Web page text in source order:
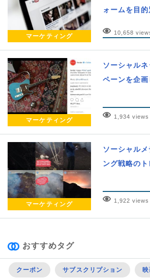
マーケティング
ォームを目
10,658
マーケティング
ソーシャル
ペーンを企画
1,934 views
マーケティング
ソーシャル
ング戦略の
1,922 views
おすすめタグ
クーポン サブスクリプション 映